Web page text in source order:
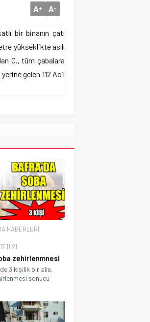
A+ A-
bir binanın çatı
yükseklikte asılı
C., tüm çabalara
gelen 112 Acil
HABERLERİ,
11:21
zehirlenmnesi
3 kişilik bir aile,
sonucu